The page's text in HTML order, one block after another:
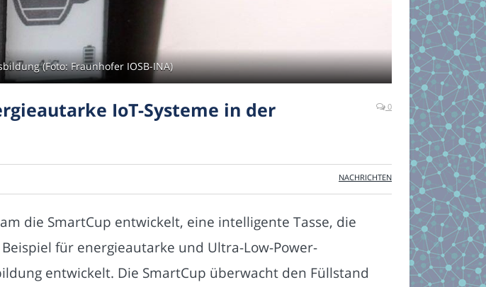
(Foto: Fraunhofer IOSB-INA)
IoT-Systeme in der
0
NACHRICHTEN
die SmartCup entwickelt, eine intelligente Tasse, die
für energieautarke und Ultra-Low-Power-
entwickelt. Die SmartCup überwacht den Füllstand